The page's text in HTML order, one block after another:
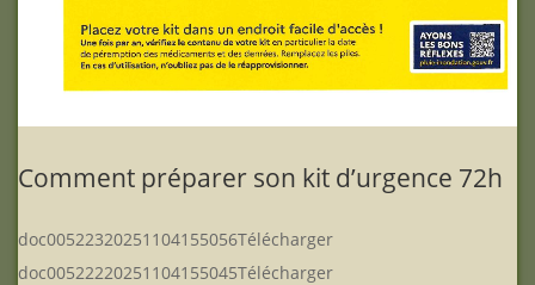
Comment préparer son kit d’urgence 72h
doc00522320251104155056Télécharger
doc00522220251104155045Télécharger